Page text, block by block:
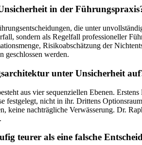
in der
die unter
sondern als Regelfall professioneller
Risikoabschätzung der
geschlossen werden.
unter Unsicherheit
aus vier sequenziellen Ebenen.
festgelegt, nicht in ihr. Drittens
keine nachträgliche Verwässerung. Dr.
teurer als eine falsche